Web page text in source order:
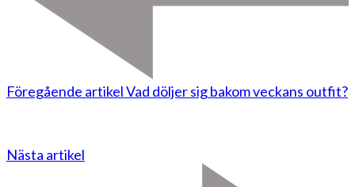
Föregående artikelVad döljer sig bakom veckans outfit?
Nästa artikel